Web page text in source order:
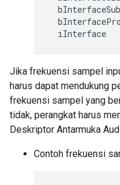
Jika frekuensi sampel
harus dapat mendukung
frekuensi sampel yang
tidak, perangkat harus
Deskriptor Antarmuka
Contoh frekuensi